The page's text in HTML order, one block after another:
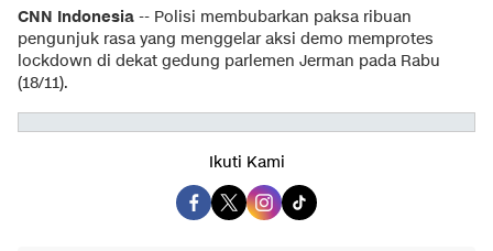
CNN Indonesia -- Polisi membubarkan paksa ribuan
pengunjuk rasa yang menggelar aksi demo memprotes
lockdown di dekat gedung parlemen Jerman pada Rabu
(18/11).
Ikuti Kami